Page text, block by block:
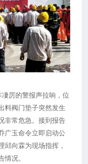
厉的警报声拉响，位
料阀门垫子突然发生
非常危急。接到报告
广玉命令立即启动公
邱向霖为现场指挥，
情况。